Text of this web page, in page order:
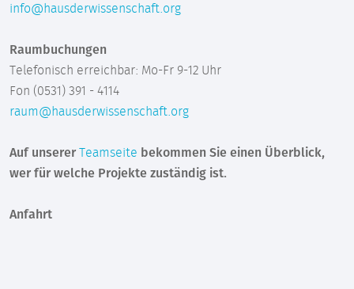
info@hausderwissenschaft.org
Raumbuchungen
Telefonisch erreichbar: Mo-Fr 9-12 Uhr
Fon (0531) 391 - 4114
raum@hausderwissenschaft.org
Auf unserer Teamseite bekommen Sie einen Überblick,
wer für welche Projekte zuständig ist.
Anfahrt